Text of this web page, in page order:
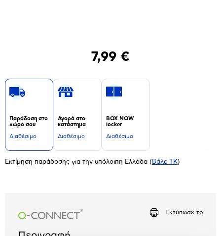
7,99 €
Παράδοση στο
χώρο σου
Διαθέσιμο
Αγορά στο
κατάστημα
Διαθέσιμο
BOX NOW
locker
Διαθέσιμο
Εκτίμηση παράδοσης για την υπόλοιπη Ελλάδα ( Βάλε ΤΚ)
Εκτύπωσέ το